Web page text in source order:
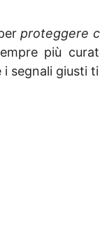
proteggere
più
segnali giusti